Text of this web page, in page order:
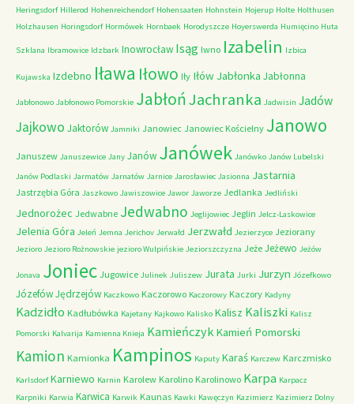
Heringsdorf Hillerod Hohenreichendorf Hohensaaten Hohnstein Hojerup Holte Holthusen
Holzhausen Horingsdorf Hormówek Hornbaek Horodyszcze Hoyerswerda Humięcino Huta
Szklana Ibramowice Idzbark Inowrocław Isąg Iwno Izabelin Izbica
Kujawska Izdebno Iława Iłowo Iły Iłów Jabłonka Jabłonna
Jabłonowo Jabłonowo Pomorskie JabłońJachranka Jadwisin Jadów
Jajkowo Jaktorów Jamniki Janowiec Janowiec Kościelny Janowo
Januszew Januszewice Jany Janów Janówek Janówko Janów Lubelski
Janów Podlaski Jarmatów Jarnatów Jarnice Jarosławiec Jasionna Jastarnia
Jastrzębia Góra Jaszkowo Jawiszowice Jawor Jaworze Jedlanka Jedliński
Jednorożec Jedwabne Jedwabno Jeglijowiec Jeglin Jelcz-Laskowice
Jelenia Góra Jeleń Jemna Jerichov Jerwałd Jerzwałd Jezierzyce Jeziorany
Jezioro Jezioro Rożnowskie jezioro Wulpińskie Jeziorszczyzna Jeże Jeżewo Jeżów
Jonava Joniec Jugowice Julinek Juliszew Jurata Jurki Jurzyn Józefkowo
JózefówJędrzejów Kaczkowo Kaczorowo Kaczorowy Kaczory Kadyny
Kadzidło Kadłubówka Kajetany Kajkowo Kalisko Kalisz Kaliszki Kalisz
Pomorski Kalvarija Kamienna Knieja Kamieńczyk Kamień Pomorski
Kamion Kamionka Kampinos Kaputy Karaś Karczew Karczmisko
Karlsdorf Karniewo Karnin Karolew Karolino Karolinowo Karpa Karpacz
Karpniki Karwia Karwica Karwik Kaunas Kawki Kawęczyn Kazimierz Kazimierz Dolny